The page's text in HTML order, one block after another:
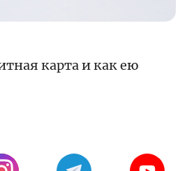
карта и как ею